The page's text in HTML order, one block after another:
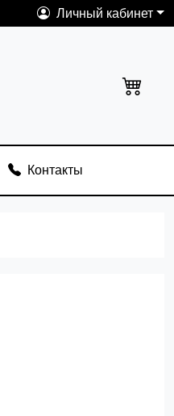
Личный кабинет
Контакты